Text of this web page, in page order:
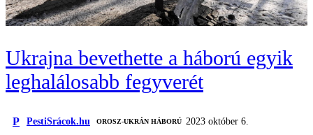
Ukrajna bevethette a háború egyik
leghalálosabb fegyverét
P PestiSrácok.hu ‎ OROSZ-UKRÁN HÁBORÚ 2023 október 6.